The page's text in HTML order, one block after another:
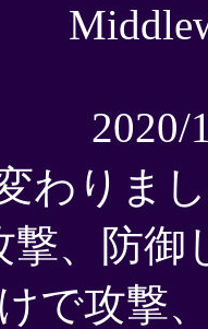
2020/
わりま
撃、防御
で攻撃